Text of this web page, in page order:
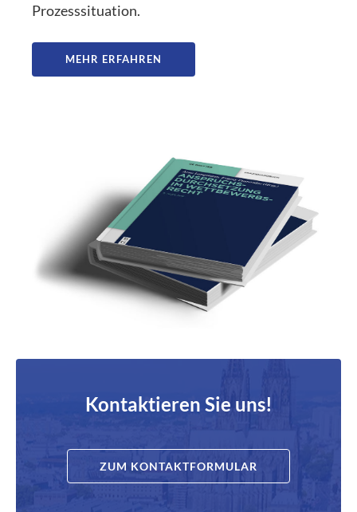
Prozesssituation.
MEHR ERFAHREN
Kontaktieren Sie uns!
ZUM KONTAKTFORMULAR